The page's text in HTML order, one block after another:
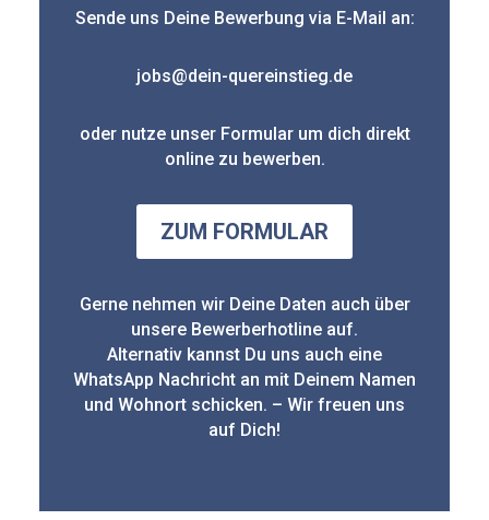
Sende uns Deine Bewerbung via E-Mail an:
jobs@dein-quereinstieg.de
oder nutze unser Formular um dich direkt
online zu bewerben.
ZUM FORMULAR
Gerne nehmen wir Deine Daten auch über
unsere Bewerberhotline auf.
Alternativ kannst Du uns auch eine
WhatsApp Nachricht an mit Deinem Namen
und Wohnort schicken. – Wir freuen uns
auf Dich!